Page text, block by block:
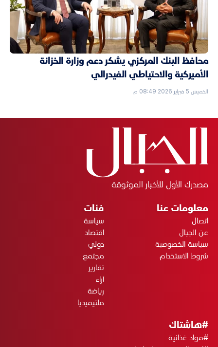
محافظ البنك المركزي يشكر دعم وزارة الخزانة
الأميركية والاحتياطي الفيدرالي
الخميس 5 فبراير 2026 08:49 م
مصدرك الأول للأخبار الموثوقة
معلومات عنا
اتصال
عن الجبال
سياسة الخصوصية
شروط الاستخدام
فئات
سياسة
اقتصاد
دولي
مجتمع
تقارير
آراء
رياضة
ملتيميديا
#هاشتاك
#مواد غذائية